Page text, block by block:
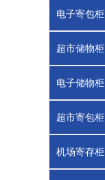
电子寄包柜
超市储物柜
电子储物柜
超市寄包柜
机场寄存柜